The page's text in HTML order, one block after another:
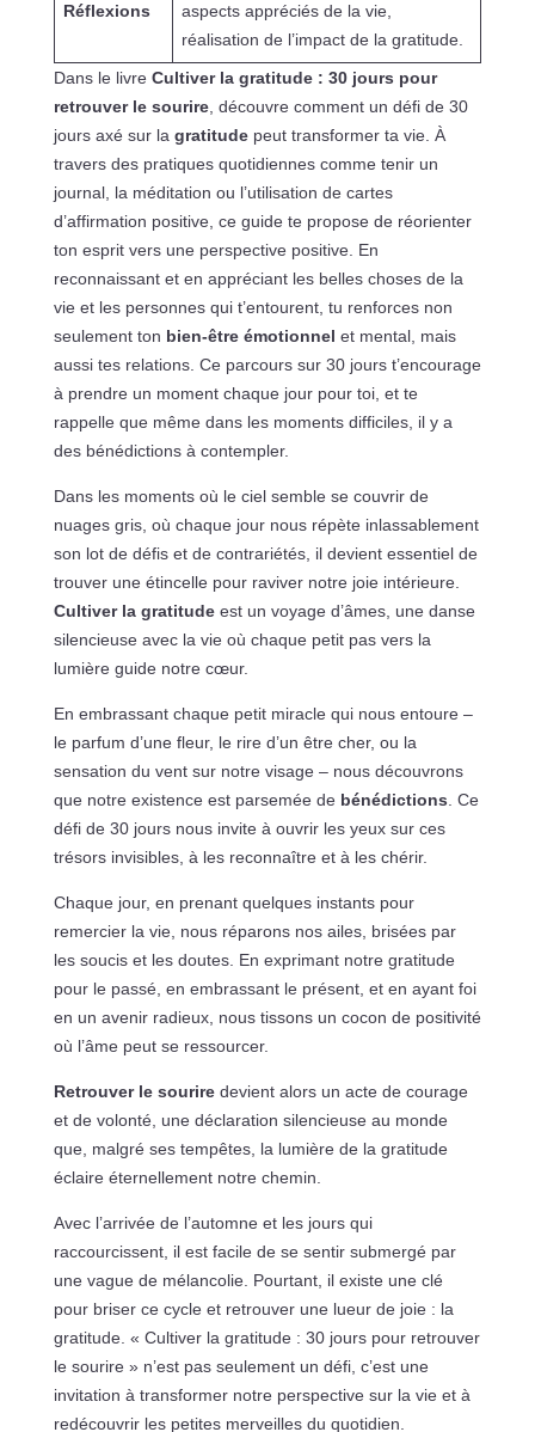
Réflexions
aspects appréciés de la vie,
réalisation de l’impact de la gratitude.
Dans le livre Cultiver la gratitude : 30 jours pour
retrouver le sourire, découvre comment un défi de 30
jours axé sur la gratitudepeut transformer ta vie. À
travers des pratiques quotidiennes comme tenir un
journal, la méditation ou l’utilisation de cartes
d’affirmation positive, ce guide te propose de réorienter
ton esprit vers une perspective positive. En
reconnaissant et en appréciant les belles choses de la
vie et les personnes qui t’entourent, tu renforces non
seulement ton bien-être émotionnel et mental, mais
aussi tes relations. Ce parcours sur 30 jours t’encourage
à prendre un moment chaque jour pour toi, et te
rappelle que même dans les moments difficiles, il y a
des bénédictions à contempler.
Dans les moments où le ciel semble se couvrir de
nuages gris, où chaque jour nous répète inlassablement
son lot de défis et de contrariétés, il devient essentiel de
trouver une étincelle pour raviver notre joie intérieure.
Cultiver la gratitudeest un voyage d’âmes, une danse
silencieuse avec la vie où chaque petit pas vers la
lumière guide notre cœur.
En embrassant chaque petit miracle qui nous entoure –
le parfum d’une fleur, le rire d’un être cher, ou la
sensation du vent sur notre visage – nous découvrons
que notre existence est parsemée de bénédictions . Ce
défi de 30 jours nous invite à ouvrir les yeux sur ces
trésors invisibles, à les reconnaître et à les chérir.
Chaque jour, en prenant quelques instants pour
remercier la vie, nous réparons nos ailes, brisées par
les soucis et les doutes. En exprimant notre gratitude
pour le passé, en embrassant le présent, et en ayant foi
en un avenir radieux, nous tissons un cocon de positivité
où l’âme peut se ressourcer.
Retrouver le souriredevient alors un acte de courage
et de volonté, une déclaration silencieuse au monde
que, malgré ses tempêtes, la lumière de la gratitude
éclaire éternellement notre chemin.
Avec l’arrivée de l’automne et les jours qui
raccourcissent, il est facile de se sentir submergé par
une vague de mélancolie. Pourtant, il existe une clé
pour briser ce cycle et retrouver une lueur de joie : la
gratitude. « Cultiver la gratitude : 30 jours pour retrouver
le sourire » n’est pas seulement un défi, c’est une
invitation à transformer notre perspective sur la vie et à
redécouvrir les petites merveilles du quotidien.